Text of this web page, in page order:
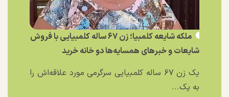
ملکه شایعه کلمبیا؛ زن ۶۷ ساله کلمبیایی با فروش
شایعات و خبر‌های همسایه‌ها دو خانه خرید
یک زن ۶۷ ساله کلمبیایی سرگرمی مورد علاقه‌اش را
به یک...